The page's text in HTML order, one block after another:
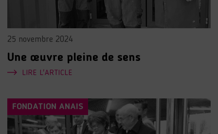
25 novembre 2024
Une œuvre pleine de sens
LIRE L'ARTICLE
FONDATION ANAIS